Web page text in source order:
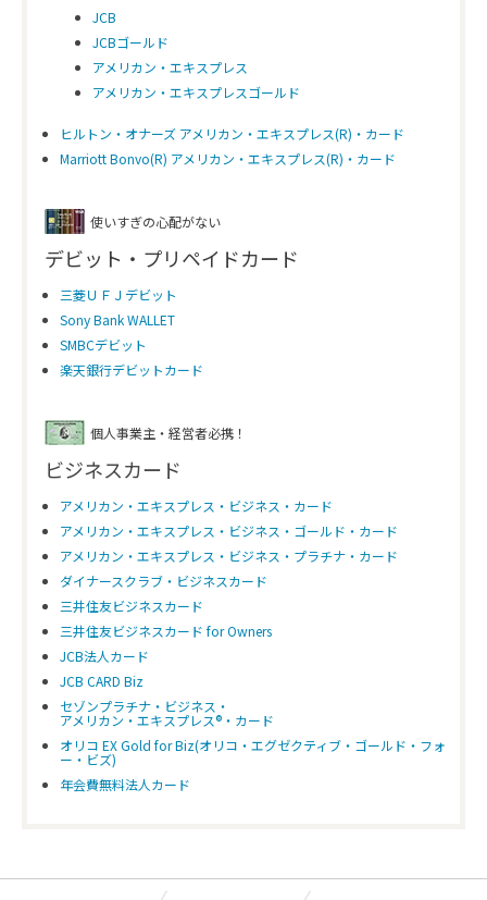
JCB
JCBゴールド
アメリカン・エキスプレス
アメリカン・エキスプレスゴールド
ヒルトン・オナーズ アメリカン・エキスプレス(R)・カード
Marriott Bonvo(R) アメリカン・エキスプレス(R)・カード
使いすぎの心配がない
デビット・プリペイドカード
三菱ＵＦＪデビット
Sony Bank WALLET
SMBCデビット
楽天銀行デビットカード
個人事業主・経営者必携！
ビジネスカード
アメリカン・エキスプレス・ビジネス・カード
アメリカン・エキスプレス・ビジネス・ゴールド・カード
アメリカン・エキスプレス・ビジネス・プラチナ・カード
ダイナースクラブ・ビジネスカード
三井住友ビジネスカード
三井住友ビジネスカード for Owners
JCB法人カード
JCB CARD Biz
セゾンプラチナ・ビジネス・
アメリカン・エキスプレス®・カード
オリコ EX Gold for Biz(オリコ・エグゼクティブ・ゴールド・フォ
ー・ビズ)
年会費無料法人カード